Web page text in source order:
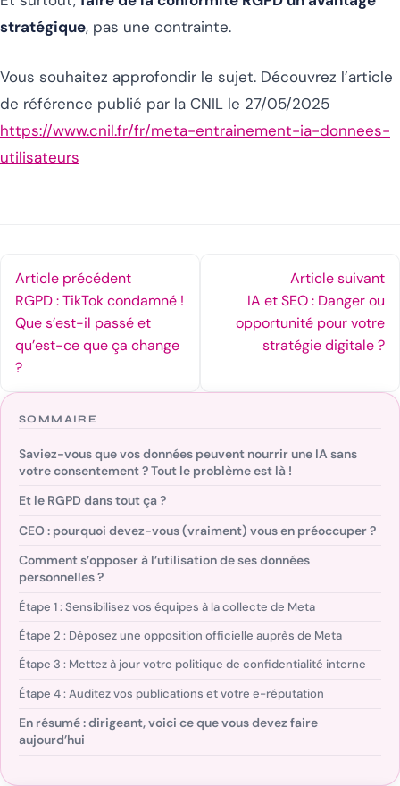
stratégique, pas une contrainte.
Vous souhaitez approfondir le sujet. Découvrez l’article
de référence publié par la CNIL le 27/05/2025
https://www.cnil.fr/fr/meta-entrainement-ia-donnees-
utilisateurs
Article précédent
RGPD : TikTok condamné !
Que s’est-il passé et
qu’est-ce que ça change
?
Article suivant
IA et SEO : Danger ou
opportunité pour votre
stratégie digitale ?
SOMMAIRE
Saviez-vous que vos données peuvent nourrir une IA sans
votre consentement ? Tout le problème est là !
Et le RGPD dans tout ça ?
CEO : pourquoi devez-vous (vraiment) vous en préoccuper ?
Comment s’opposer à l’utilisation de ses données
personnelles ?
Étape 1 : Sensibilisez vos équipes à la collecte de Meta
Étape 2 : Déposez une opposition officielle auprès de Meta
Étape 3 : Mettez à jour votre politique de confidentialité interne
Étape 4 : Auditez vos publications et votre e-réputation
En résumé : dirigeant, voici ce que vous devez faire
aujourd’hui